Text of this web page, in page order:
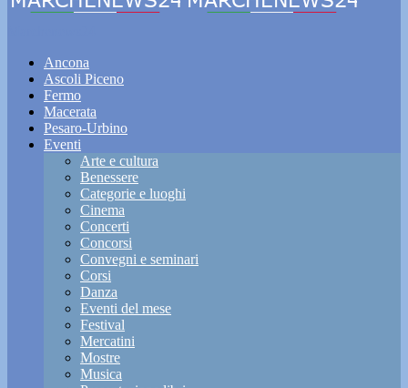
Ancona
Ascoli Piceno
Fermo
Macerata
Pesaro-Urbino
Eventi
Arte e cultura
Benessere
Categorie e luoghi
Cinema
Concerti
Concorsi
Convegni e seminari
Corsi
Danza
Eventi del mese
Festival
Mercatini
Mostre
Musica